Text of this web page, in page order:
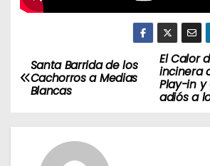
N
a
v
El Calor
incinera
Play-in y
adiós a
Santa Barrida de los
Cachorros a Medias
Blancas